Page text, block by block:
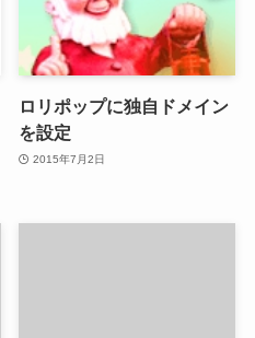
ロリポップに独自ドメイン
を設定
2015年7月2日